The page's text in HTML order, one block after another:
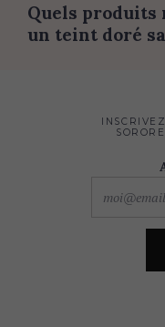
Quels produits
un teint doré